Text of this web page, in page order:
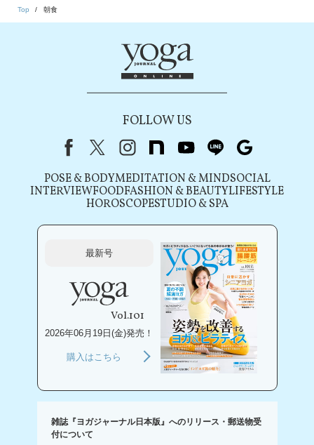
Top 朝食
FOLLOW US
FacebookX（旧Twitter）
instagram
note youtubeline
POSE & BODYMEDITATION & MINDSOCIAL
INTERVIEWFOODFASHION & BEAUTYLIFESTYLE
HOROSCOPESTUDIO & SPA
最新号
Vol.101
2026年06月19日(金)発売！
購入はこちら
雑誌『ヨガジャーナル日本版』へのリリース・郵送物受
付について